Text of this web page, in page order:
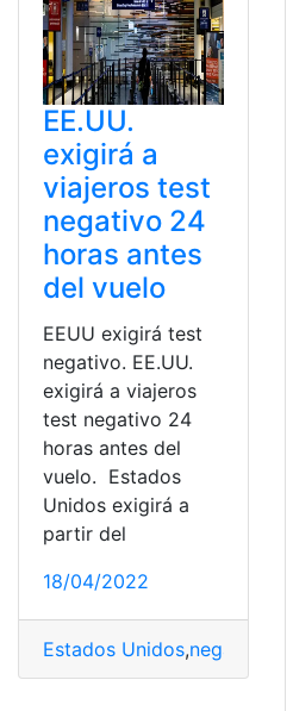
EE.UU.
exigirá a
viajeros test
negativo 24
horas antes
del vuelo
EEUU exigirá test
negativo. EE.UU.
exigirá a viajeros
test negativo 24
horas antes del
vuelo. Estados
Unidos exigirá a
partir del
18/04/2022
Estados Unidos,negativos